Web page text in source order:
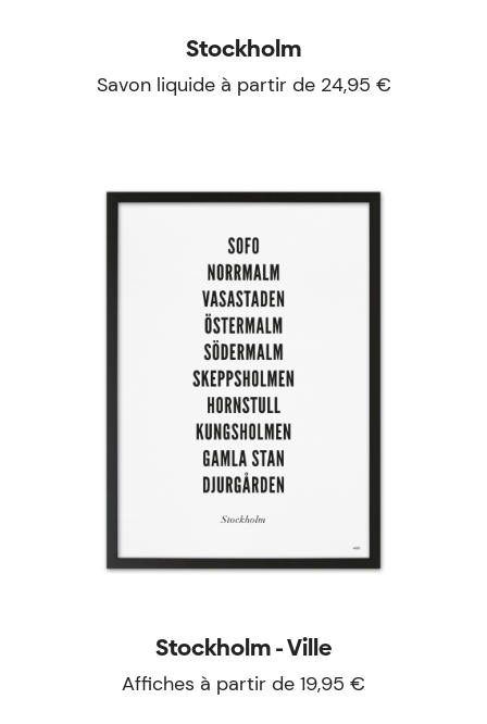
Stockholm
Savon liquide à partir de 24,95 €
Stockholm - Ville
Affiches à partir de 19,95 €